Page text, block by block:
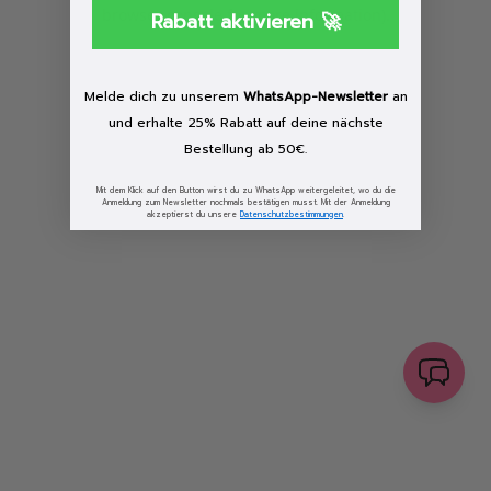
browser console for more information)
Rabatt aktivieren 🚀
Melde dich zu unserem WhatsApp-Newsletteran
und erhalte 25% Rabatt auf deine nächste
Bestellung ab 50€.
Mit dem Klick auf den Button wirst du zu WhatsApp weitergeleitet, wo du die
Anmeldung zum Newsletter nochmals bestätigen musst. Mit der Anmeldung
akzeptierst du unsere Datenschutzbestimmungen.